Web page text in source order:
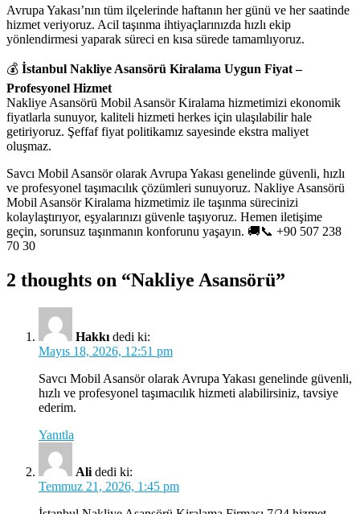
Avrupa Yakası’nın tüm ilçelerinde haftanın her günü ve her saatinde
hizmet veriyoruz. Acil taşınma ihtiyaçlarınızda hızlı ekip
yönlendirmesi yaparak süreci en kısa sürede tamamlıyoruz.
💰 İstanbul Nakliye Asansörü Kiralama Uygun Fiyat –
Profesyonel Hizmet
Nakliye Asansörü Mobil Asansör Kiralama hizmetimizi ekonomik
fiyatlarla sunuyor, kaliteli hizmeti herkes için ulaşılabilir hale
getiriyoruz. Şeffaf fiyat politikamız sayesinde ekstra maliyet
oluşmaz.
Savcı Mobil Asansör olarak Avrupa Yakası genelinde güvenli, hızlı
ve profesyonel taşımacılık çözümleri sunuyoruz. Nakliye Asansörü
Mobil Asansör Kiralama hizmetimiz ile taşınma sürecinizi
kolaylaştırıyor, eşyalarınızı güvenle taşıyoruz. Hemen iletişime
geçin, sorunsuz taşınmanın konforunu yaşayın. 🚚📞 +90 507 238
70 30
2 thoughts on “Nakliye Asansörü”
Hakkı dedi ki:
Mayıs 18, 2026, 12:51 pm
Savcı Mobil Asansör olarak Avrupa Yakası genelinde güvenli,
hızlı ve profesyonel taşımacılık hizmeti alabilirsiniz, tavsiye
ederim.
Yanıtla
Ali dedi ki:
Temmuz 21, 2026, 1:45 pm